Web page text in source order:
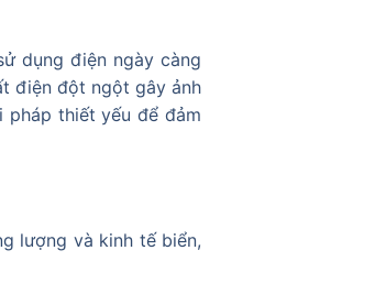
dụng điện ngày càng
điện đột ngột gây ảnh
thiết yếu để đảm
lượng và kinh tế biển,